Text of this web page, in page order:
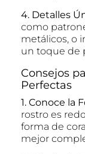
4. Detalles
como
metálicos, o
un toque de
Consejos
Perfectas
1. Conoce la
rostro es
forma de
mejor